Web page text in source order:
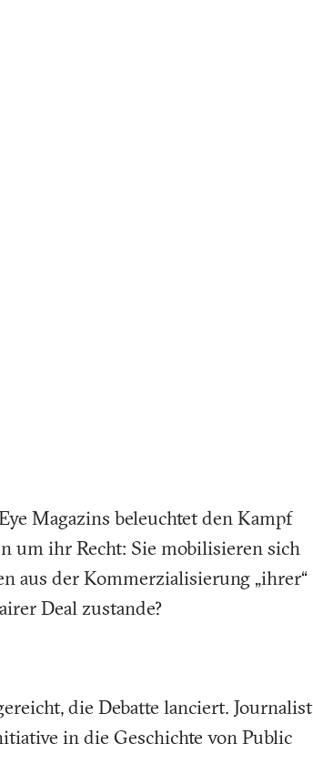
Magazins beleuchtet den Kampf
um ihr Recht: Sie mobilisieren sich
aus der Kommerzialisierung „ihrer“
Deal zustande?
die Debatte lanciert. Journalist
in die Geschichte von Public